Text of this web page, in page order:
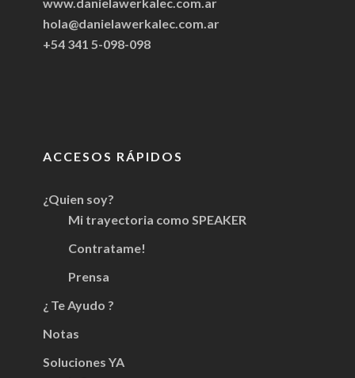
hola@danielawerkalec.com.ar
+54 341 5-098-098
ACCESOS RÁPIDOS
¿Quien soy?
Mi trayectoria como SPEAKER
Contratame!
Prensa
¿ Te Ayudo ?
Notas
Soluciones YA